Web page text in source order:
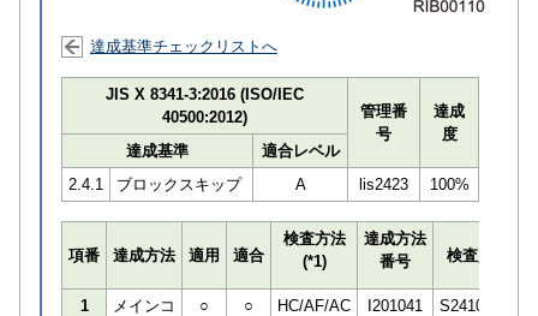
達成基準チェックリストへ
JIS X 8341-3:2016 (ISO/IEC
40500:2012)
管理番
号
達成
度
達成基準
適合レベル
2.4.1
ブロックスキップ A lis2423 100%
項番 達成方法 適用 適合
検査方法
(*1)
達成方法
番号
検査員
1
メインコ
○ ○ HC/AF/AC
I201041
S241087